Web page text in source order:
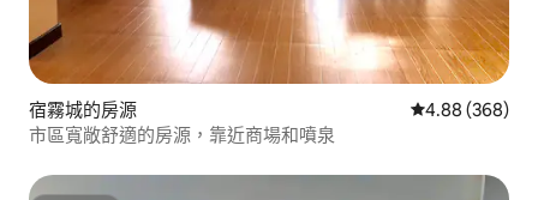
宿霧城的房源 從 368 則評價
4.88 (368)
市區寬敞舒適的房源，靠近商場和噴泉